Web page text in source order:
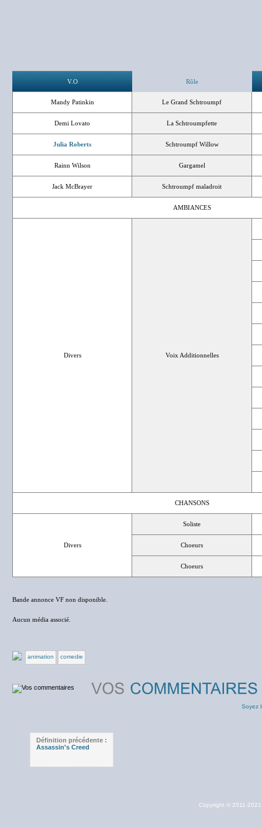
V.O Rôle
Mandy Patinkin Le Grand Schtroumpf
Demi Lovato La Schtroumpfette
Julia Roberts Schtroumpf Willow
Rainn Wilson Gargamel
Jack McBrayer Schtroumpf maladroit
AMBIANCES
Divers Voix Additionnelles
CHANSONS
Divers
Soliste
Choeurs
Choeurs
Bande annonce VF non disponible.
Aucun média associé.
animation comedie
Soyez
Définition précédente :
Assassin's Creed
Copyright © 2011-